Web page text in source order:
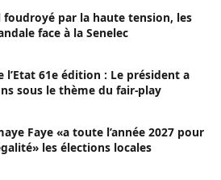
par la haute tension, les
face à la Senelec
61e édition : Le président a
sous le thème du fair-play
Faye «a toute l’année 2027 pour
les élections locales